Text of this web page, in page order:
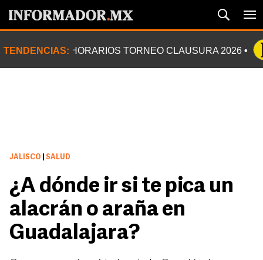
TENDENCIAS: HORARIOS TORNEO CLAUSURA 2026
JALISCO SALUD
¿A dónde ir si te pica un
alacrán o araña en
Guadalajara?